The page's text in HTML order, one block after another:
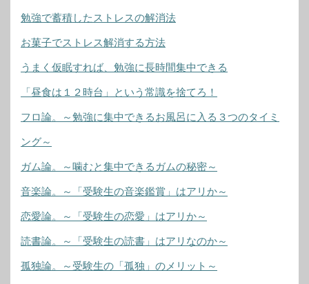
勉強で蓄積したストレスの解消法
お菓子でストレス解消する方法
うまく仮眠すれば、勉強に長時間集中できる
「昼食は１２時台」という常識を捨てろ！
フロ論。～勉強に集中できるお風呂に入る３つのタイミ
ング～
ガム論。～噛むと集中できるガムの秘密～
音楽論。～「受験生の音楽鑑賞」はアリか～
恋愛論。～「受験生の恋愛」はアリか～
読書論。～「受験生の読書」はアリなのか～
孤独論。～受験生の「孤独」のメリット～